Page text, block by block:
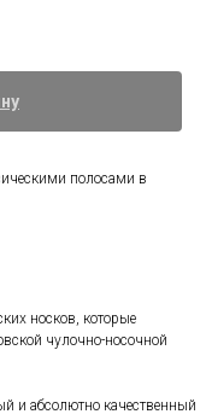
полосами в
носков, которые
чулочно-носочной
и абсолютно качественный